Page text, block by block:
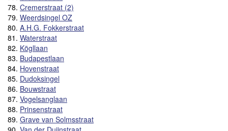
78. Cremerstraat (2)
79. Weerdsingel OZ
80. A.H.G. Fokkerstraat
81. Waterstraat
82. Kögllaan
83. Budapestlaan
84. Hovenstraat
85. Dudoksingel
86. Bouwstraat
87. Vogelsanglaan
88. Prinsenstraat
89. Grave van Solmsstraat